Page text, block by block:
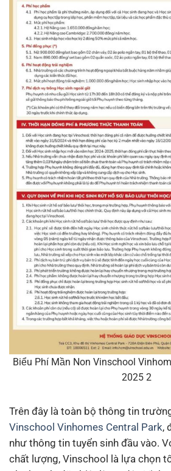
Biểu Phí Mần Non Vinschool
2025 2
Trên đây là toàn bộ thông tin
Vinschool Vinhomes Central Park,
như thông tin tuyển sinh đầu vào.
chất lượng, Vinschool là lựa chọn